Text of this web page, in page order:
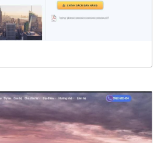
XEM THỰC TẾ